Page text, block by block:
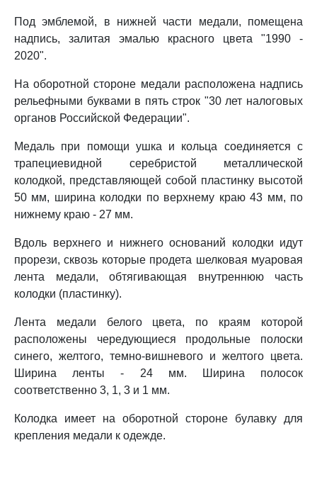
Под эмблемой, в нижней части медали, помещена
надпись, залитая эмалью красного цвета "1990 -
2020".
На оборотной стороне медали расположена надпись
рельефными буквами в пять строк "30 лет налоговых
органов Российской Федерации".
Медаль при помощи ушка и кольца соединяется с
трапециевидной серебристой металлической
колодкой, представляющей собой пластинку высотой
50 мм, ширина колодки по верхнему краю 43 мм, по
нижнему краю - 27 мм.
Вдоль верхнего и нижнего оснований колодки идут
прорези, сквозь которые продета шелковая муаровая
лента медали, обтягивающая внутреннюю часть
колодки (пластинку).
Лента медали белого цвета, по краям которой
расположены чередующиеся продольные полоски
синего, желтого, темно-вишневого и желтого цвета.
Ширина ленты - 24 мм. Ширина полосок
соответственно 3, 1, 3 и 1 мм.
Колодка имеет на оборотной стороне булавку для
крепления медали к одежде.